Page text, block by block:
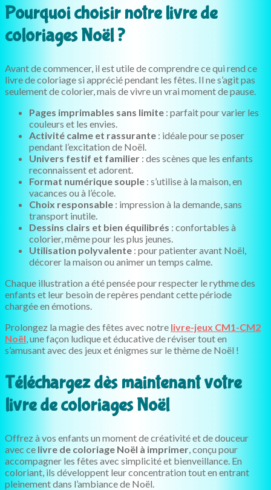
Pourquoi choisir notre livre de
coloriages Noël ?
Avant de commencer, il est utile de comprendre ce qui rend ce
livre de coloriage si apprécié pendant les fêtes. Il ne s’agit pas
seulement de colorier, mais de vivre un vrai moment de pause.
Pages imprimables sans limite : parfait pour varier les
couleurs et les envies.
Activité calme et rassurante : idéale pour se poser
pendant l’excitation de Noël.
Univers festif et familier : des scènes que les enfants
reconnaissent et adorent.
Format numérique souple : s’utilise à la maison, en
vacances ou à l’école.
Choix responsable : impression à la demande, sans
transport inutile.
Dessins clairs et bien équilibrés : confortables à
colorier, même pour les plus jeunes.
Utilisation polyvalente : pour patienter avant Noël,
décorer la maison ou animer un temps calme.
Chaque illustration a été pensée pour respecter le rythme des
enfants et leur besoin de repères pendant cette période
chargée en émotions.
Prolongez la magie des fêtes avec notre livre-jeux CM1-CM2
Noël, une façon ludique et éducative de réviser tout en
s’amusant avec des jeux et énigmes sur le thème de Noël !
Téléchargez dès maintenant votre
livre de coloriages Noël
Offrez à vos enfants un moment de créativité et de douceur
avec ce livre de coloriage Noël à imprimer , conçu pour
accompagner les fêtes avec simplicité et bienveillance. En
coloriant, ils développent leur concentration tout en entrant
pleinement dans l’ambiance de Noël.